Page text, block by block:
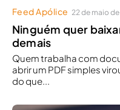
Feed Apólice 22 de maio
Ninguém quer
demais
Quem trabalha com
abrir um PDF simples
do que...